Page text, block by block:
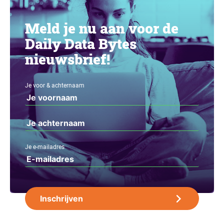
Meld je nu aan voor de
Daily Data Bytes
nieuwsbrief!
Je voor & achternaam
Je e-mailadres